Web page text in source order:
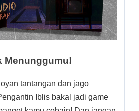
Menunggumu!
tantangan dan jago
Iblis bakal jadi game